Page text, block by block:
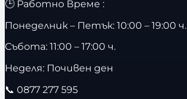
🕒 Работно Време :
Понеделник – Петък: 10:00 – 19:00 ч.
Събота: 11:00 – 17:00 ч.
Неделя: Почивен ден
📞 0877 277 595